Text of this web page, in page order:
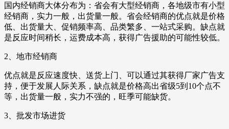
国内经销商大体分布为：省会有大型经销商，各地级市有小型
经销商，实力一般，出货量一般。省会经销商的优点就是价格
低、出货量大、促销频率高、品类繁多、一站式采购。缺点就
是反应时间稍长，运费成本高，获得广告援助的可能性较低。
2、地市经销商
优点就是反应速度快、送货上门、可以通过其获得厂家广告支
持，便于发展人际关系，缺点就是价格高出省级5到10个点不
等，出货量一般，实力不强的，旺季可能缺货。
3、批发市场进货